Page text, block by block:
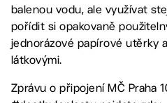
balenou vodu, ale využívat
pořídit si opakovaně
jednorázové papírové utěrky
látkovými.
Zprávu o připojení MČ Praha